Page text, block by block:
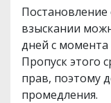
взыскании
дней с момента
Пропуск этого
прав, поэтому
промедления.